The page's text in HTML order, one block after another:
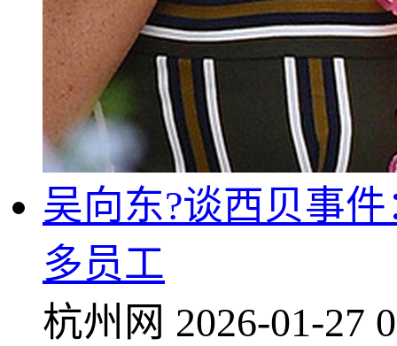
吴向东?谈西贝事
多员工
杭州网 2026-01-27